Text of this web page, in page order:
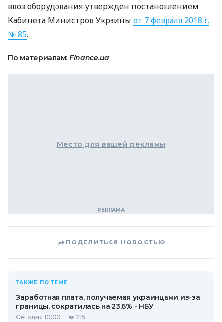
ввоз оборудования утвержден постановлением
Кабинета Министров Украины от 7 февраля 2018 г.
№ 85.
По материалам: Finance.ua
Место для вашей рекламы
ПОДЕЛИТЬСЯ НОВОСТЬЮ
ТАКЖЕ ПО ТЕМЕ
Заработная плата, получаемая украинцами из-за
границы, сократилась на 23,6% - НБУ
Сегодня 10:00 215